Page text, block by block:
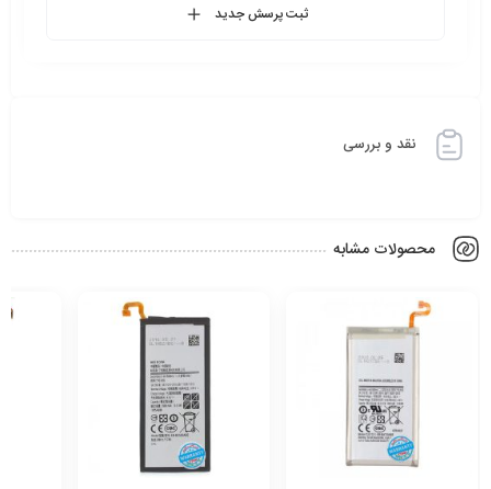
ثبت پرسش جدید
نقد و بررسی
محصولات مشابه